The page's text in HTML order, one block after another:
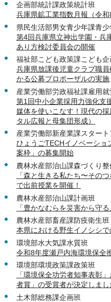
企画部統計課政策統計班
兵庫県鉱工業指数月報（令和
県民生活部男女青少年課青
第4回兵庫県立神出学園・兵
あり方検討委員会の開催
福祉部こども政策課こども企
兵庫県放課後児童クラブ職
かる公募プロポーザルの実施
産業労働部労政福祉課雇用就
第1回中小企業採用力強化支
媒体を使いこなす！現代の
タル広報と母集団形成）
産業労働部新産業課スター
ひょうごTECHイノベーショ
案枠」の募集開始
農林水産部治山課森づくり整
「森と生きる私たち〜その
で出前授業を開催！
農林水産部治山課計画班
「豊かなむらを災害から守
農林水産部畜産課防疫衛生班
本県における野生イノシシ
環境部水大気課水質班
令和8年度瀬戸内海環境保全
環境部環境政策課政策班
「環境保全功労者知事表彰
者賞」の受賞者が決定しまし
土木部総務課企画班